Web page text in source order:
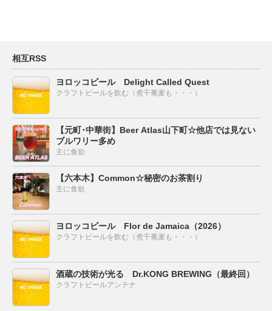
相互RSS
ヨロッコビール Delight Called Quest
クラフトビールを飲む（煮干蕎麦も・・・）
【元町･中華街】Beer Atlas山下町☆他店では見ない
ブルワリー多め
主に食欲
【六本木】Common☆秘密のお茶割り
主に食欲
ヨロッコビール Flor de Jamaica（2026）
クラフトビールを飲む（煮干蕎麦も・・・）
酒蔵の技術が光る Dr.KONG BREWING（最終回）
クラフトビールアンテナ